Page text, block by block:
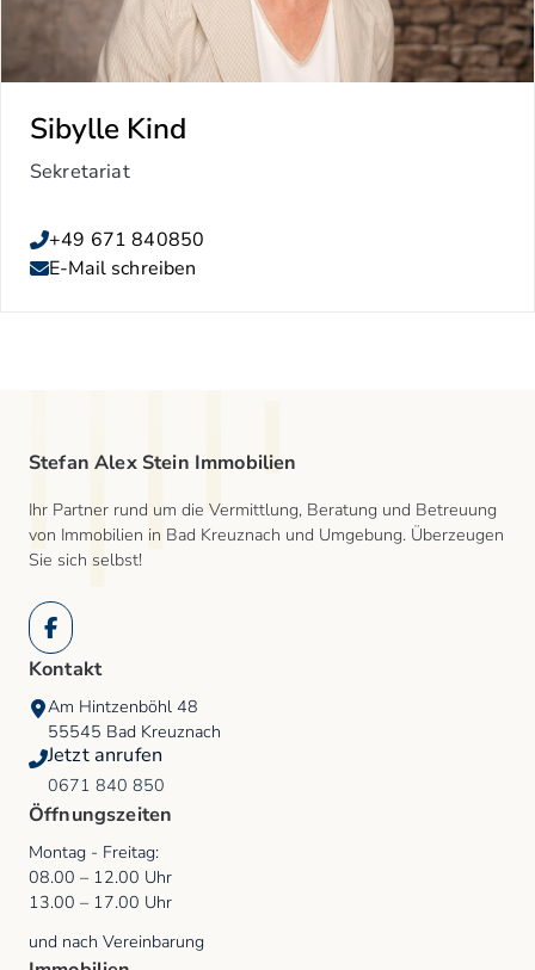
Sibylle Kind
Sekretariat
+49 671 840850
E-Mail schreiben
Stefan Alex Stein Immobilien
Ihr Partner rund um die Vermittlung, Beratung und Betreuung
von Immobilien in Bad Kreuznach und Umgebung. Überzeugen
Sie sich selbst!
Facebook
Kontakt
Am Hintzenböhl 48
55545 Bad Kreuznach
Jetzt anrufen
0671 840 850
Öffnungszeiten
Montag - Freitag:
08.00 – 12.00 Uhr
13.00 – 17.00 Uhr
und nach Vereinbarung